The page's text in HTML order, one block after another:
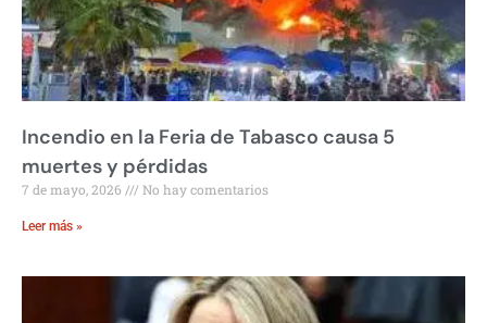
Incendio en la Feria de Tabasco causa 5
muertes y pérdidas
7 de mayo, 2026 No hay comentarios
Leer más »